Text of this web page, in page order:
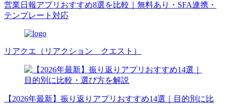
営業日報アプリおすすめ8選を比較｜無料あり・SFA連携・
テンプレート対応
リアクエ（リアクション クエスト）
【2026年最新】振り返りアプリおすすめ14選｜目的別に比